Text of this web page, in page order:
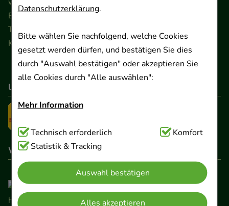
Datenschutzerklärung.
Bitte wählen Sie nachfolgend, welche Cookies
gesetzt werden dürfen, und bestätigen Sie dies
durch "Auswahl bestätigen" oder akzeptieren Sie
alle Cookies durch "Alle auswählen":
Mehr Information
Technisch Notwendig:Hierbei handelt es sich um
Cookies, die für die Grundfunktionen unserer
Website notwendig sind (z.B. Navigation,
Warenkorb, Kundenkonto), weshalb auf diese nicht
verzichtet werden kann.
Technisch erforderlich
Komfort
Statistik & Tracking
Auswahl bestätigen
Alles akzeptieren
Ernst-August-Platz 2 · 30159 Hannover
Telefon 0511 89 71 80 0 · Fax 0511 89 71 80 11
Kontaktformular
Unser Versanddienstleister
Wir sind hier gelistet